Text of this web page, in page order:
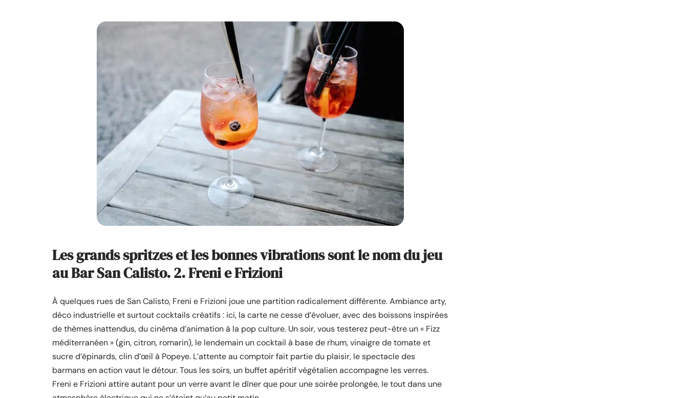
Les grands spritzes et les bonnes vibrations sont le nom du jeu
au Bar San Calisto. 2. Freni e Frizioni
À quelques rues de San Calisto, Freni e Frizioni joue une partition radicalement différente. Ambiance arty,
déco industrielle et surtout cocktails créatifs : ici, la carte ne cesse d’évoluer, avec des boissons inspirées
de thèmes inattendus, du cinéma d’animation à la pop culture. Un soir, vous testerez peut-être un « Fizz
méditerranéen » (gin, citron, romarin), le lendemain un cocktail à base de rhum, vinaigre de tomate et
sucre d’épinards, clin d’œil à Popeye. L’attente au comptoir fait partie du plaisir, le spectacle des
barmans en action vaut le détour. Tous les soirs, un buffet apéritif végétalien accompagne les verres.
Freni e Frizioni attire autant pour un verre avant le dîner que pour une soirée prolongée, le tout dans une